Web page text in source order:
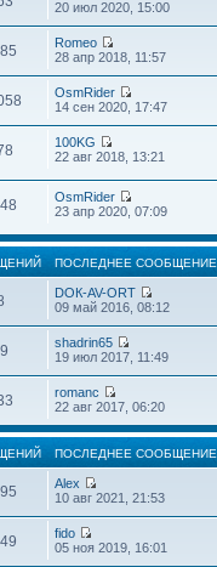
20 июл 2020, 15:00
Romeo
28 апр 2018, 11:57
OsmRider
14 сен 2020, 17:47
100KG
22 авг 2018, 13:21
OsmRider
23 апр 2020, 07:09
ПОСЛЕДНЕЕ СООБЩЕНИЕ
DOК-AV-ORT
09 май 2016, 08:12
shadrin65
19 июл 2017, 11:49
romanc
22 авг 2017, 06:20
ПОСЛЕДНЕЕ СООБЩЕНИЕ
Alex
10 авг 2021, 21:53
fido
05 ноя 2019, 16:01